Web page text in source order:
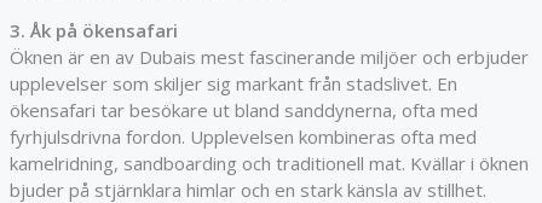
3. Åk på ökensafari
Öknen är en av Dubais mest fascinerande miljöer och erbjuder
upplevelser som skiljer sig markant från stadslivet. En
ökensafari tar besökare ut bland sanddynerna, ofta med
fyrhjulsdrivna fordon. Upplevelsen kombineras ofta med
kamelridning, sandboarding och traditionell mat. Kvällar i öknen
bjuder på stjärnklara himlar och en stark känsla av stillhet.